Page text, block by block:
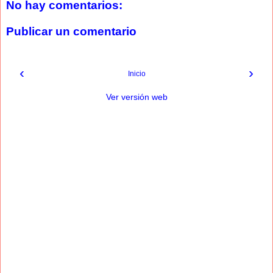
No hay comentarios:
Publicar un comentario
‹ ›
Inicio
Ver versión web